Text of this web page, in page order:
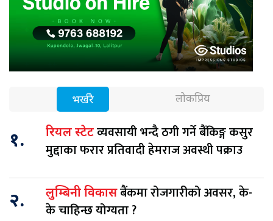
भर्खरै लोकप्रिय
१. रियल स्टेटव्यवसायी भन्दै ठगी गर्ने बैंकिङ्ग कसुर
मुद्दाका फरार प्रतिवादी हेमराज अवस्थी पक्राउ
२. लुम्बिनी विकासबैंकमा रोजगारीको अवसर, के-
के चाहिन्छ योग्यता ?